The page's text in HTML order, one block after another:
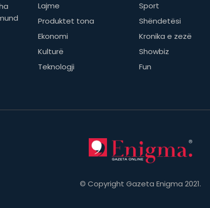
Lajme
Sport
Produktet tona
Shëndetësi
Ekonomi
Kronika e zezë
Kulturë
Showbiz
Teknologji
Fun
© Copyright Gazeta Enigma 2021.